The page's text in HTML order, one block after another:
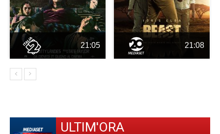
21:05 21:08
ULTIM'ORA